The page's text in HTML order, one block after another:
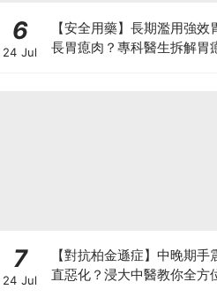
6
24 Jul
【安全用藥】長期濫用強效
長胃瘜肉？專科醫生拆解胃
7
24 Jul
【對抗柏金遜症】中晚期手
直惡化？浸大中醫教你全方